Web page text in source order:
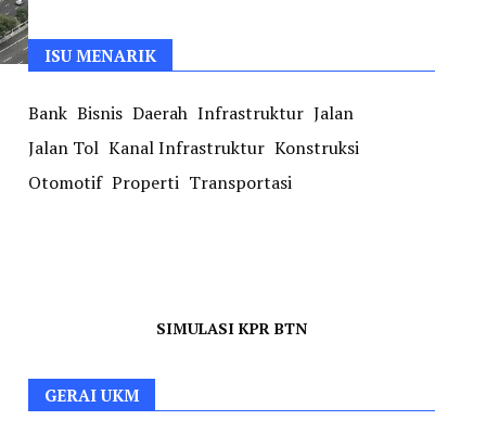
ISU MENARIK
Bank Bisnis Daerah Infrastruktur Jalan
Jalan Tol Kanal Infrastruktur Konstruksi
Otomotif Properti Transportasi
SIMULASI KPR BTN
GERAI UKM